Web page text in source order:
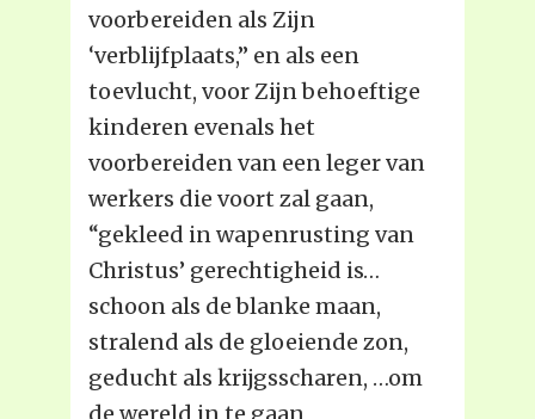
voorbereiden als Zijn
‘verblijfplaats,” en als een
toevlucht, voor Zijn behoeftige
kinderen evenals het
voorbereiden van een leger van
werkers die voort zal gaan,
“gekleed in wapenrusting van
Christus’ gerechtigheid is…
schoon als de blanke maan,
stralend als de gloeiende zon,
geducht als krijgsscharen, …om